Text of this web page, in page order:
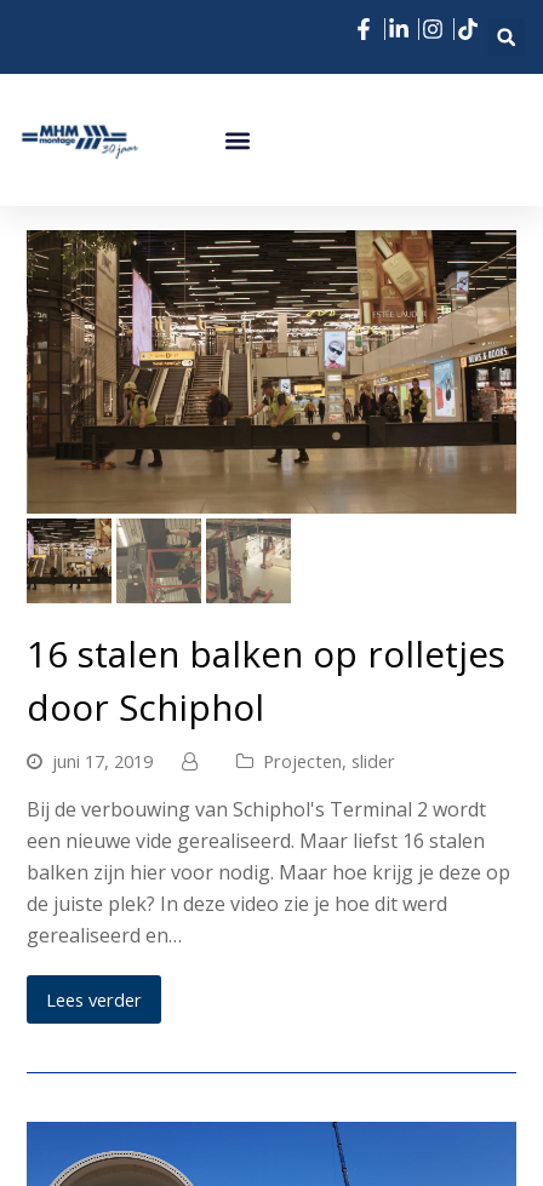
16 stalen balken op rolletjes
door Schiphol
juni 17, 2019 Projecten, slider
Bij de verbouwing van Schiphol's Terminal 2 wordt
een nieuwe vide gerealiseerd. Maar liefst 16 stalen
balken zijn hier voor nodig. Maar hoe krijg je deze op
de juiste plek? In deze video zie je hoe dit werd
gerealiseerd en…
Lees verder